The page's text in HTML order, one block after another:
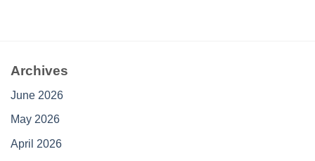
Archives
June 2026
May 2026
April 2026